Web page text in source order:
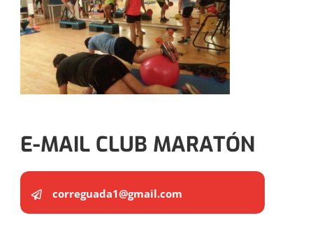
E-MAIL CLUB MARATÓN
correguada1@gmail.com